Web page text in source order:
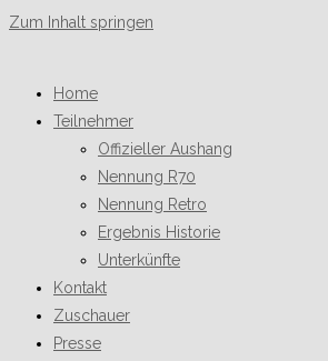
Zum Inhalt springen
Home
Teilnehmer
Offizieller Aushang
Nennung R70
Nennung Retro
Ergebnis Historie
Unterkünfte
Kontakt
Zuschauer
Presse